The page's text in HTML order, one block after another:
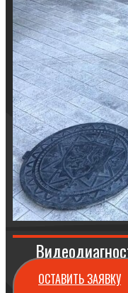
ОСТАВИТЬ ЗАЯВКУ